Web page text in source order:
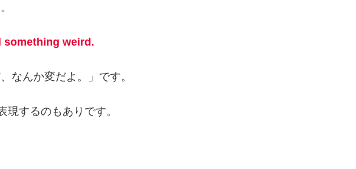
something weird.
なんか変だよ。」です。
現するのもありです。